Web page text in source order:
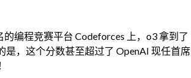
编程竞赛平台 Codeforces 上，o3 拿到了
，这个分数甚至超过了 OpenAI 现任首席